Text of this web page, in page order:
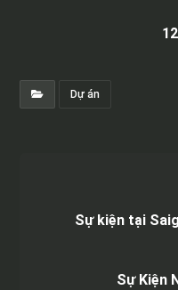
Dự án
Sự kiện tại
Sự Kiện